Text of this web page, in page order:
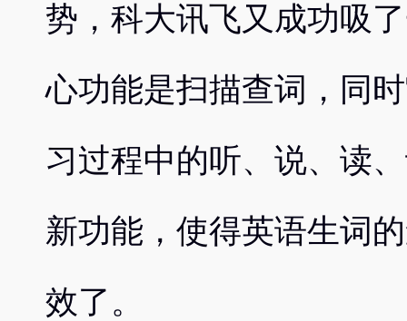
势，科大讯飞又成功吸
心功能是扫描查词，同
习过程中的听、说、读
新功能，使得英语生词
效了。